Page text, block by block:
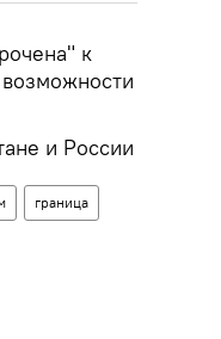
к
и России
граница